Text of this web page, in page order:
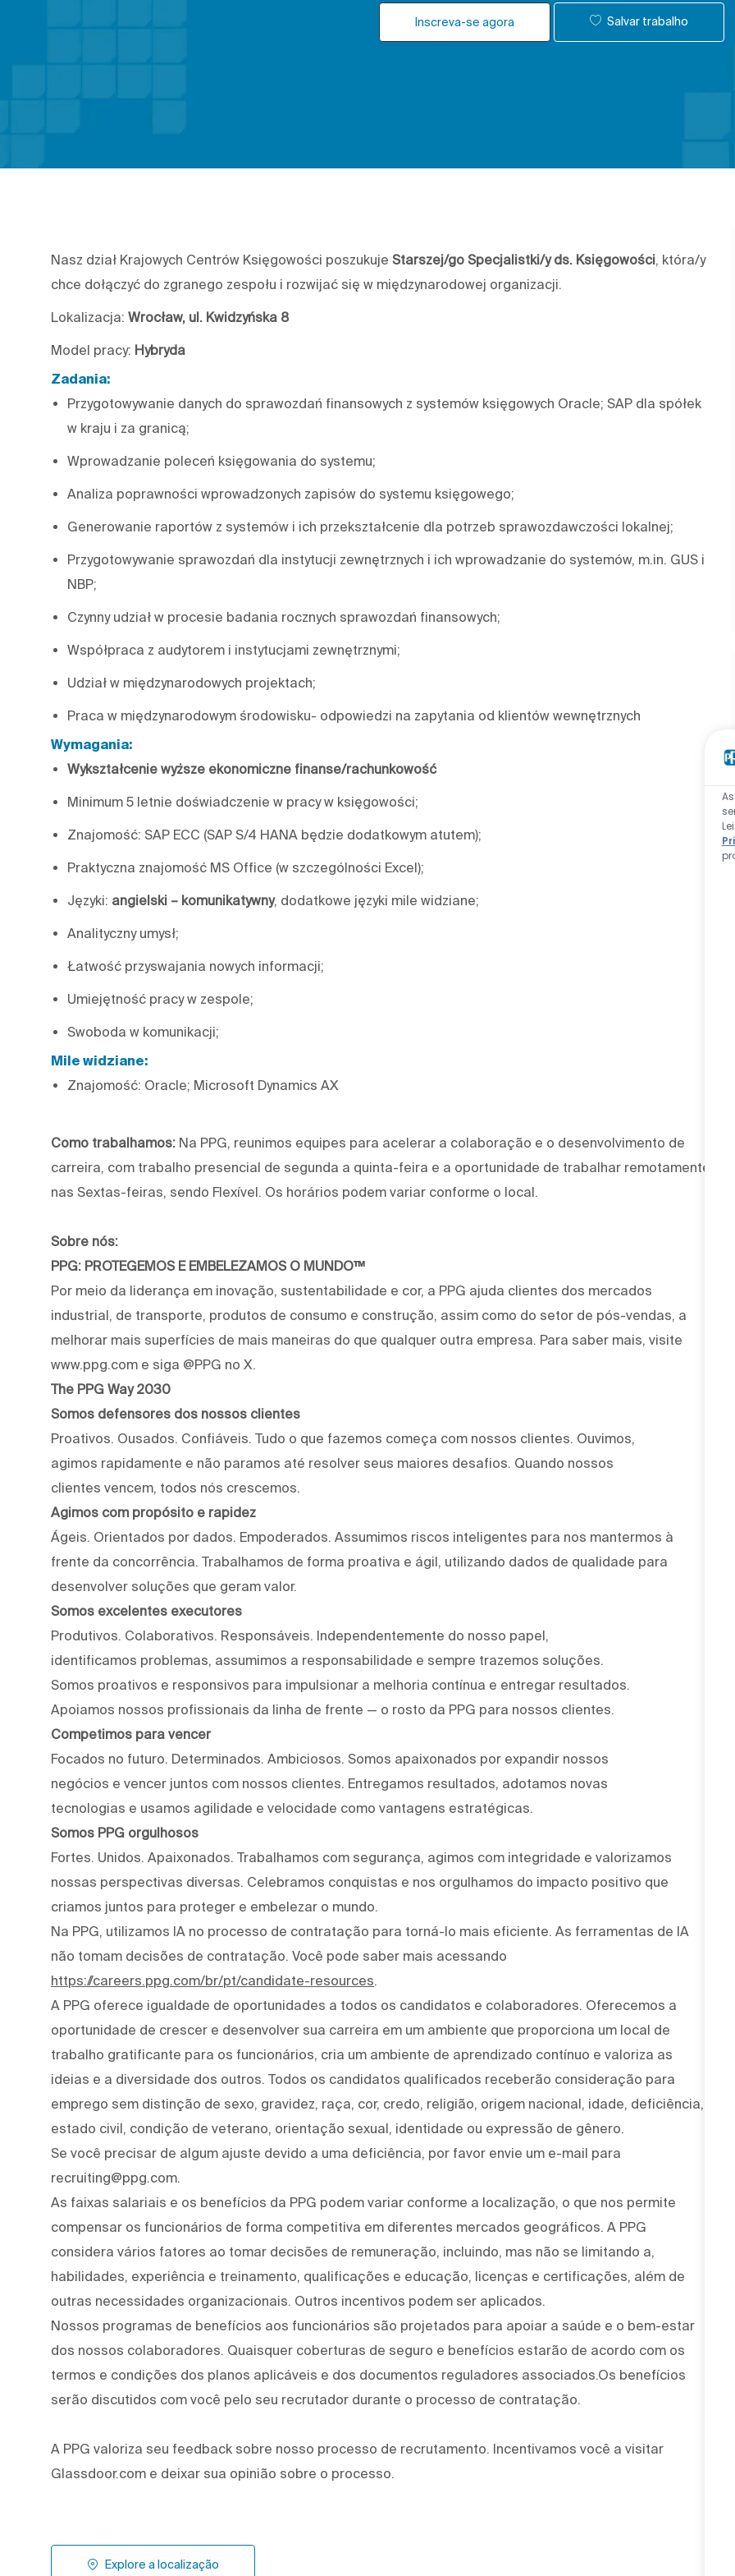
Inscreva-se agora Salvar trabalho
Nasz dział Krajowych Centrów Księgowości poszukuje Starszej/go Specjalistki/y ds. Księgowości, która/y
chce dołączyć do zgranego zespołu i rozwijać się w międzynarodowej organizacji.
Lokalizacja: Wrocław, ul. Kwidzyńska 8
Model pracy: Hybryda
Zadania:
Przygotowywanie danych do sprawozdań finansowych z systemów księgowych Oracle; SAP dla spółek
w kraju i za granicą;
Wprowadzanie poleceń księgowania do systemu;
Analiza poprawności wprowadzonych zapisów do systemu księgowego;
Generowanie raportów z systemów i ich przekształcenie dla potrzeb sprawozdawczości lokalnej;
Przygotowywanie sprawozdań dla instytucji zewnętrznych i ich wprowadzanie do systemów, m.in. GUS i
NBP;
Czynny udział w procesie badania rocznych sprawozdań finansowych;
Współpraca z audytorem i instytucjami zewnętrznymi;
Udział w międzynarodowych projektach;
Praca w międzynarodowym środowisku- odpowiedzi na zapytania od klientów wewnętrznych
Wymagania:
Wykształcenie wyższe ekonomiczne finanse/rachunkowość
Minimum 5 letnie doświadczenie w pracy w księgowości;
Znajomość: SAP ECC (SAP S/4 HANA będzie dodatkowym atutem);
Praktyczna znajomość MS Office (w szczególności Excel);
Języki: angielski – komunikatywny, dodatkowe języki mile widziane;
Analityczny umysł;
Łatwość przyswajania nowych informacji;
Umiejętność pracy w zespole;
Swoboda w komunikacji;
Mile widziane:
Znajomość: Oracle; Microsoft Dynamics AX
Como trabalhamos: Na PPG, reunimos equipes para acelerar a colaboração e o desenvolvimento de
carreira, com trabalho presencial de segunda a quinta-feira e a oportunidade de trabalhar remotamente
nas Sextas-feiras, sendo Flexível. Os horários podem variar conforme o local.
Sobre nós:
PPG: PROTEGEMOS E EMBELEZAMOS O MUNDO™
Por meio da liderança em inovação, sustentabilidade e cor, a PPG ajuda clientes dos mercados
industrial, de transporte, produtos de consumo e construção, assim como do setor de pós-vendas, a
melhorar mais superfícies de mais maneiras do que qualquer outra empresa. Para saber mais, visite
www.ppg.com e siga @PPG no X.
The PPG Way 2030
Somos defensores dos nossos clientes
Proativos. Ousados. Confiáveis. Tudo o que fazemos começa com nossos clientes. Ouvimos,
agimos rapidamente e não paramos até resolver seus maiores desafios. Quando nossos
clientes vencem, todos nós crescemos.
Agimos com propósito e rapidez
Ágeis. Orientados por dados. Empoderados. Assumimos riscos inteligentes para nos mantermos à
frente da concorrência. Trabalhamos de forma proativa e ágil, utilizando dados de qualidade para
desenvolver soluções que geram valor.
Somos excelentes executores
Produtivos. Colaborativos. Responsáveis. Independentemente do nosso papel,
identificamos problemas, assumimos a responsabilidade e sempre trazemos soluções.
Somos proativos e responsivos para impulsionar a melhoria contínua e entregar resultados.
Apoiamos nossos profissionais da linha de frente — o rosto da PPG para nossos clientes.
Competimos para vencer
Focados no futuro. Determinados. Ambiciosos. Somos apaixonados por expandir nossos
negócios e vencer juntos com nossos clientes. Entregamos resultados, adotamos novas
tecnologias e usamos agilidade e velocidade como vantagens estratégicas.
Somos PPG orgulhosos
Fortes. Unidos. Apaixonados. Trabalhamos com segurança, agimos com integridade e valorizamos
nossas perspectivas diversas. Celebramos conquistas e nos orgulhamos do impacto positivo que
criamos juntos para proteger e embelezar o mundo.
Na PPG, utilizamos IA no processo de contratação para torná-lo mais eficiente. As ferramentas de IA
não tomam decisões de contratação. Você pode saber mais acessando
https://careers.ppg.com/br/pt/candidate-resources.
A PPG oferece igualdade de oportunidades a todos os candidatos e colaboradores. Oferecemos a
oportunidade de crescer e desenvolver sua carreira em um ambiente que proporciona um local de
trabalho gratificante para os funcionários, cria um ambiente de aprendizado contínuo e valoriza as
ideias e a diversidade dos outros. Todos os candidatos qualificados receberão consideração para
emprego sem distinção de sexo, gravidez, raça, cor, credo, religião, origem nacional, idade, deficiência,
estado civil, condição de veterano, orientação sexual, identidade ou expressão de gênero.
Se você precisar de algum ajuste devido a uma deficiência, por favor envie um e-mail para
recruiting@ppg.com.
As faixas salariais e os benefícios da PPG podem variar conforme a localização, o que nos permite
compensar os funcionários de forma competitiva em diferentes mercados geográficos. A PPG
considera vários fatores ao tomar decisões de remuneração, incluindo, mas não se limitando a,
habilidades, experiência e treinamento, qualificações e educação, licenças e certificações, além de
outras necessidades organizacionais. Outros incentivos podem ser aplicados.
Nossos programas de benefícios aos funcionários são projetados para apoiar a saúde e o bem-estar
dos nossos colaboradores. Quaisquer coberturas de seguro e benefícios estarão de acordo com os
termos e condições dos planos aplicáveis e dos documentos reguladores associados.Os benefícios
serão discutidos com você pelo seu recrutador durante o processo de contratação.
A PPG valoriza seu feedback sobre nosso processo de recrutamento. Incentivamos você a visitar
Glassdoor.com e deixar sua opinião sobre o processo.
Explore a localização